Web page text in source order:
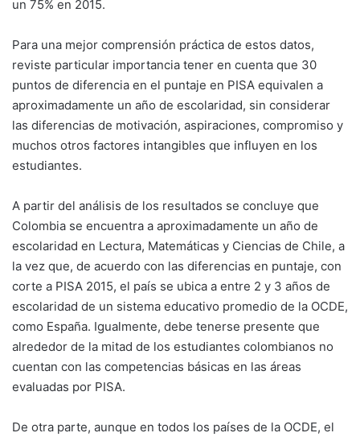
un 75% en 2015.
Para una mejor comprensión práctica de estos datos,
reviste particular importancia tener en cuenta que 30
puntos de diferencia en el puntaje en PISA equivalen a
aproximadamente un año de escolaridad, sin considerar
las diferencias de motivación, aspiraciones, compromiso y
muchos otros factores intangibles que influyen en los
estudiantes.
A partir del análisis de los resultados se concluye que
Colombia se encuentra a aproximadamente un año de
escolaridad en Lectura, Matemáticas y Ciencias de Chile, a
la vez que, de acuerdo con las diferencias en puntaje, con
corte a PISA 2015, el país se ubica a entre 2 y 3 años de
escolaridad de un sistema educativo promedio de la OCDE,
como España. Igualmente, debe tenerse presente que
alrededor de la mitad de los estudiantes colombianos no
cuentan con las competencias básicas en las áreas
evaluadas por PISA.
De otra parte, aunque en todos los países de la OCDE, el